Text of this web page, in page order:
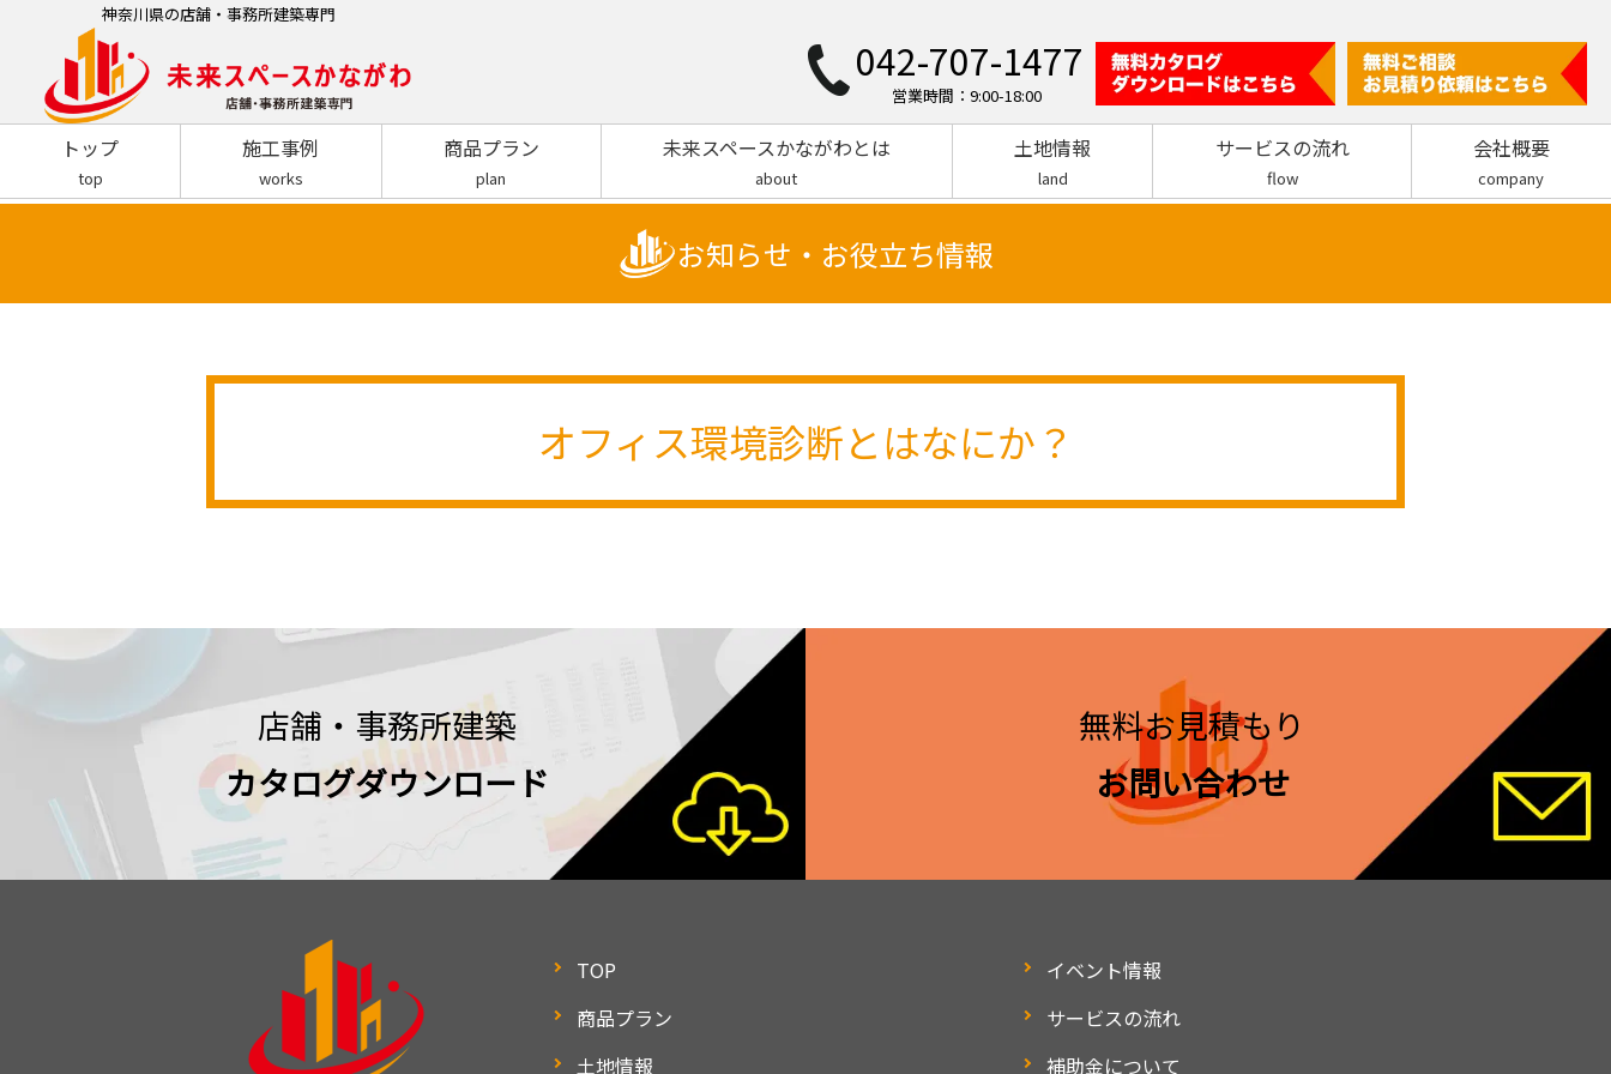
神奈川県の店舗・事務所建築専門
042-707-1477
営業時間：9:00-18:00
トップ
top
施工事例
works
商品プラン
plan
未来スペースかながわとは
about
土地情報
land
サービスの流れ
flow
会社概要
company
お知らせ・お役立ち情報
オフィス環境診断とはなにか？
店舗・事務所建築
カタログダウンロード
無料お見積もり
お問い合わせ
TOP
商品プラン
土地情報
イベント情報
サービスの流れ
補助金について